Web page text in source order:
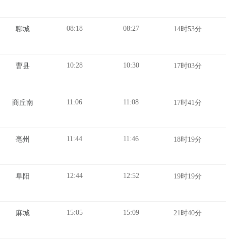
聊城 08:18 08:27 14时53分
曹县 10:28 10:30 17时03分
商丘南 11:06 11:08 17时41分
亳州 11:44 11:46 18时19分
阜阳 12:44 12:52 19时19分
麻城 15:05 15:09 21时40分